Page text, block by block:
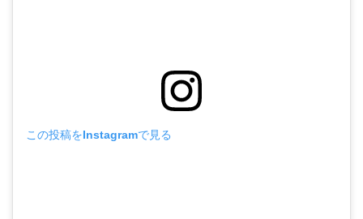
この投稿をInstagramで見る